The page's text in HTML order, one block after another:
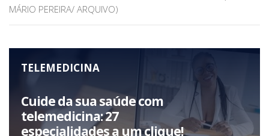
MÁRIO PEREIRA/ ARQUIVO)
TELEMEDICINA
Cuide da sua saúde com
telemedicina: 27
especialidades a um clique!